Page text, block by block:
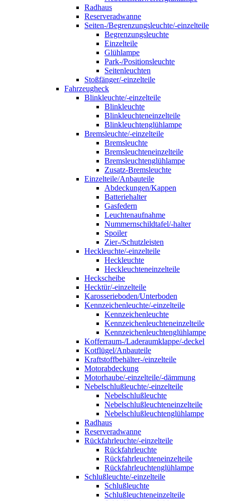
Radhaus
Reserveradwanne
Seiten-/Begrenzungsleuchte/-einzelteile
Begrenzungsleuchte
Einzelteile
Glühlampe
Park-/Positionsleuchte
Seitenleuchten
Stoßfänger/-einzelteile
Fahrzeugheck
Blinkleuchte/-einzelteile
Blinkleuchte
Blinkleuchteneinzelteile
Blinkleuchtenglühlampe
Bremsleuchte/-einzelteile
Bremsleuchte
Bremsleuchteneinzelteile
Bremsleuchtenglühlampe
Zusatz-Bremsleuchte
Einzelteile/Anbauteile
Abdeckungen/Kappen
Batteriehalter
Gasfedern
Leuchtenaufnahme
Nummernschildtafel/-halter
Spoiler
Zier-/Schutzleisten
Heckleuchte/-einzelteile
Heckleuchte
Heckleuchteneinzelteile
Heckscheibe
Hecktür/-einzelteile
Karosserieboden/Unterboden
Kennzeichenleuchte/-einzelteile
Kennzeichenleuchte
Kennzeichenleuchteneinzelteile
Kennzeichenleuchtenglühlampe
Kofferraum-/Laderaumklappe/-deckel
Kotflügel/Anbauteile
Kraftstoffbehälter-/einzelteile
Motorabdeckung
Motorhaube/-einzelteile/-dämmung
Nebelschlußleuchte/-einzelteile
Nebelschlußleuchte
Nebelschlußleuchteneinzelteile
Nebelschlußleuchtenglühlampe
Radhaus
Reserveradwanne
Rückfahrleuchte/-einzelteile
Rückfahrleuchte
Rückfahrleuchteneinzelteile
Rückfahrleuchtenglühlampe
Schlußleuchte/-einzelteile
Schlußleuchte
Schlußleuchteneinzelteile